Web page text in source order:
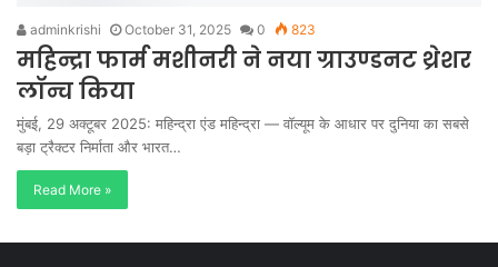
adminkrishi October 31, 2025 0 823
महिन्द्रा फार्म मशीनरी ने नया ग्राउण्डनट थ्रेशर
लॉन्च किया
मुंबई, 29 अक्टूबर 2025: महिन्द्रा एंड महिन्द्रा — वॉल्यूम के आधार पर दुनिया का सबसे
बड़ा ट्रैक्टर निर्माता और भारत…
Read More »